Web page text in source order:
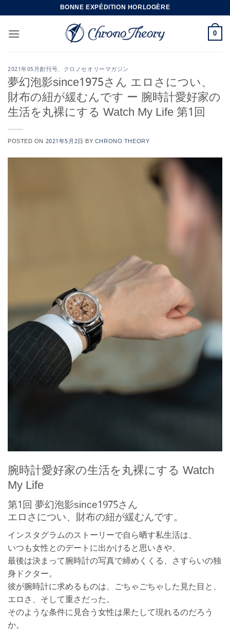
to
content
BONNE EXPÉDITION HORLOGÈRE
0
2021年05月創刊号、 クロノセオリーマガジン
夢幻泡影since1975さん エロさについ、
財布の紐が緩むんです ー 腕時計愛好家の
生活を丸裸にする Watch My Life 第1回
POSTED ON 2021年5月2日 BY CHRONO THEORY
腕時計愛好家の生活を丸裸にする Watch
My Life
第1回 夢幻泡影since1975さん
エロさについ、財布の紐が緩むんです。
インスタグラムのストーリーで自ら晒す私生活は、
いつも女性とのデートに出かけると思いきや、
最後は決まって腕時計の写真で締めくくる、さすらいの独
身ドクター。
彼が腕時計に求めるものは、ごちゃごちゃした見た目と、
エロさ、そして重さだった。
そのような条件に見合う女性は果たして現れるのだろう
か。